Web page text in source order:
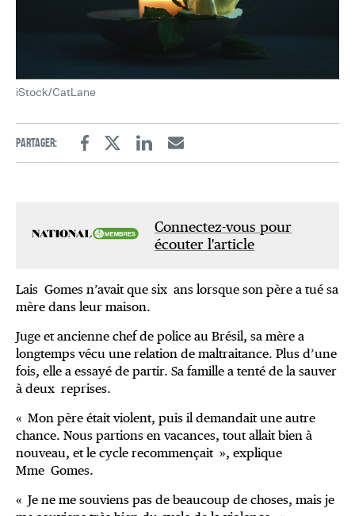
iStock/CatLane
Partager:
FacebookTwitterLinkedinEmail
Connectez-vous pour
écouter l'article
Lais Gomes n’avait que six ans lorsque son père a tué sa
mère dans leur maison.
Juge et ancienne chef de police au Brésil, sa mère a
longtemps vécu une relation de maltraitance. Plus d’une
fois, elle a essayé de partir. Sa famille a tenté de la sauver
à deux reprises.
« Mon père était violent, puis il demandait une autre
chance. Nous partions en vacances, tout allait bien à
nouveau, et le cycle recommençait », explique
Mme Gomes.
« Je ne me souviens pas de beaucoup de choses, mais je